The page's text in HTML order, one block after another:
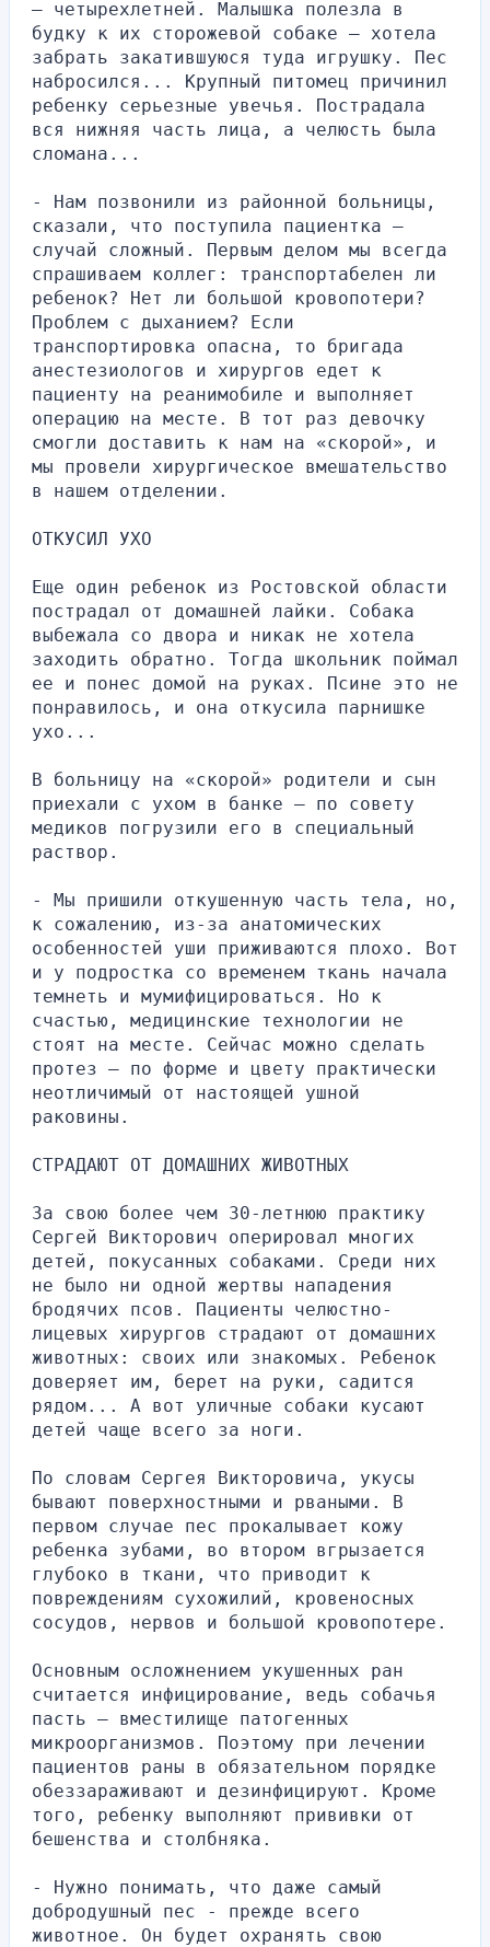
— четырехлетней. Малышка полезла в
будку к их сторожевой собаке — хотела
забрать закатившуюся туда игрушку. Пес
набросился... Крупный питомец причинил
ребенку серьезные увечья. Пострадала
вся нижняя часть лица, а челюсть была
сломана...
- Нам позвонили из районной больницы,
сказали, что поступила пациентка —
случай сложный. Первым делом мы всегда
спрашиваем коллег: транспортабелен ли
ребенок? Нет ли большой кровопотери?
Проблем с дыханием? Если
транспортировка опасна, то бригада
анестезиологов и хирургов едет к
пациенту на реанимобиле и выполняет
операцию на месте. В тот раз девочку
смогли доставить к нам на «скорой», и
мы провели хирургическое вмешательство
в нашем отделении.
ОТКУСИЛ УХО
Еще один ребенок из Ростовской области
пострадал от домашней лайки. Собака
выбежала со двора и никак не хотела
заходить обратно. Тогда школьник поймал
ее и понес домой на руках. Псине это не
понравилось, и она откусила парнишке
ухо...
В больницу на «скорой» родители и сын
приехали с ухом в банке — по совету
медиков погрузили его в специальный
раствор.
- Мы пришили откушенную часть тела, но,
к сожалению, из-за анатомических
особенностей уши приживаются плохо. Вот
и у подростка со временем ткань начала
темнеть и мумифицироваться. Но к
счастью, медицинские технологии не
стоят на месте. Сейчас можно сделать
протез — по форме и цвету практически
неотличимый от настоящей ушной
раковины.
СТРАДАЮТ ОТ ДОМАШНИХ ЖИВОТНЫХ
За свою более чем 30-летнюю практику
Сергей Викторович оперировал многих
детей, покусанных собаками. Среди них
не было ни одной жертвы нападения
бродячих псов. Пациенты челюстно-
лицевых хирургов страдают от домашних
животных: своих или знакомых. Ребенок
доверяет им, берет на руки, садится
рядом... А вот уличные собаки кусают
детей чаще всего за ноги.
По словам Сергея Викторовича, укусы
бывают поверхностными и рваными. В
первом случае пес прокалывает кожу
ребенка зубами, во втором вгрызается
глубоко в ткани, что приводит к
повреждениям сухожилий, кровеносных
сосудов, нервов и большой кровопотере.
Основным осложнением укушенных ран
считается инфицирование, ведь собачья
пасть — вместилище патогенных
микроорганизмов. Поэтому при лечении
пациентов раны в обязательном порядке
обеззараживают и дезинфицируют. Кроме
того, ребенку выполняют прививки от
бешенства и столбняка.
- Нужно понимать, что даже самый
добродушный пес - прежде всего
животное. Он будет охранять свою